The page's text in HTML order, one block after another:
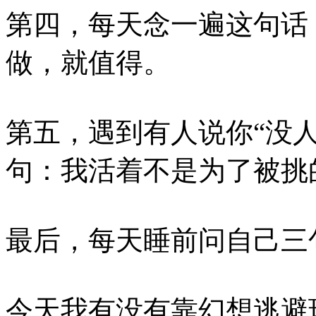
第四，每天念一遍这句
做，就值得。
第五，遇到有人说你“没
句：我活着不是为了被挑
最后，每天睡前问自己
今天我有没有靠幻想逃避